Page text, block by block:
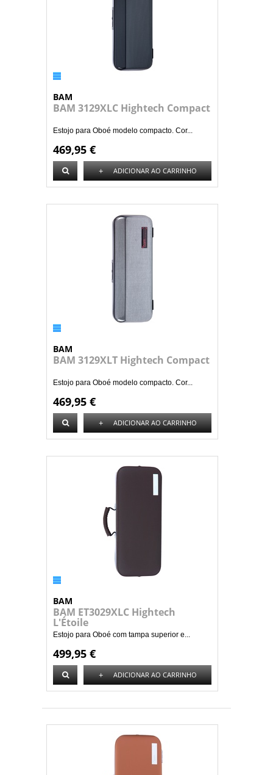
BAM
BAM 3129XLC Hightech Compact
Estojo para Oboé modelo compacto. Cor...
469,95 €
+ ADICIONAR AO CARRINHO
BAM
BAM 3129XLT Hightech Compact
Estojo para Oboé modelo compacto. Cor...
469,95 €
+ ADICIONAR AO CARRINHO
BAM
BAM ET3029XLC Hightech
L'Étoile
Estojo para Oboé com tampa superior e...
499,95 €
+ ADICIONAR AO CARRINHO